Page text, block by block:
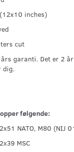
inches)
cut
garanti. Det er 2 år
dig.
følgende:
NATO, M80 (NIJ
MSC